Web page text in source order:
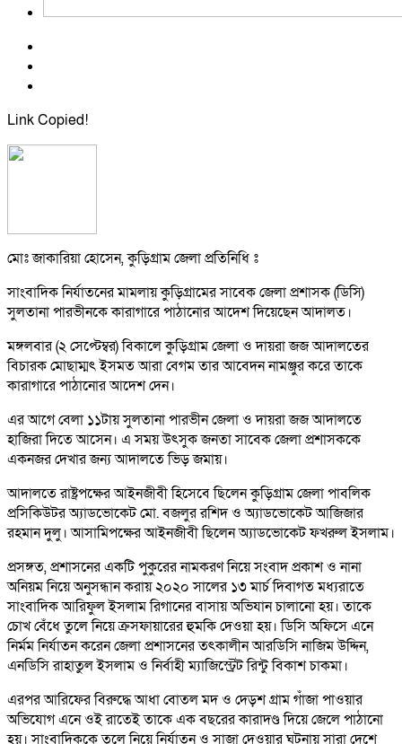
Link Copied!
মোঃ জাকারিয়া হোসেন, কুড়িগ্রাম জেলা প্রতিনিধি ঃ
সাংবাদিক নির্যাতনের মামলায় কুড়িগ্রামের সাবেক জেলা প্রশাসক (ডিসি)
সুলতানা পারভীনকে কারাগারে পাঠানোর আদেশ দিয়েছেন আদালত।
মঙ্গলবার (২ সেপ্টেম্বর) বিকালে কুড়িগ্রাম জেলা ও দায়রা জজ আদালতের
বিচারক মোছাম্মৎ ইসমত আরা বেগম তার আবেদন নামঞ্জুর করে তাকে
কারাগারে পাঠানোর আদেশ দেন।
এর আগে বেলা ১১টায় সুলতানা পারভীন জেলা ও দায়রা জজ আদালতে
হাজিরা দিতে আসেন। এ সময় উৎসুক জনতা সাবেক জেলা প্রশাসককে
একনজর দেখার জন্য আদালতে ভিড় জমায়।
আদালতে রাষ্ট্রপক্ষের আইনজীবী হিসেবে ছিলেন কুড়িগ্রাম জেলা পাবলিক
প্রসিকিউটর অ্যাডভোকেট মো. বজলুর রশিদ ও অ্যাডভোকেট আজিজার
রহমান দুলু। আসামিপক্ষের আইনজীবী ছিলেন অ্যাডভোকেট ফখরুল ইসলাম।
প্রসঙ্গত, প্রশাসনের একটি পুকুরের নামকরণ নিয়ে সংবাদ প্রকাশ ও নানা
অনিয়ম নিয়ে অনুসন্ধান করায় ২০২০ সালের ১৩ মার্চ দিবাগত মধ্যরাতে
সাংবাদিক আরিফুল ইসলাম রিগানের বাসায় অভিযান চালানো হয়। তাকে
চোখ বেঁধে তুলে নিয়ে ক্রসফায়ারের হুমকি দেওয়া হয়। ডিসি অফিসে এনে
নির্মম নির্যাতন করেন জেলা প্রশাসনের তৎকালীন আরডিসি নাজিম উদ্দিন,
এনডিসি রাহাতুল ইসলাম ও নির্বাহী ম্যাজিস্ট্রেট রিন্টু বিকাশ চাকমা।
এরপর আরিফের বিরুদ্ধে আধা বোতল মদ ও দেড়শ গ্রাম গাঁজা পাওয়ার
অভিযোগ এনে ওই রাতেই তাকে এক বছরের কারাদণ্ড দিয়ে জেলে পাঠানো
হয়। সাংবাদিককে তুলে নিয়ে নির্যাতন ও সাজা দেওয়ার ঘটনায় সারা দেশে